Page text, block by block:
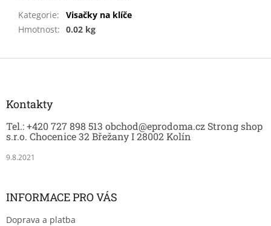
Kategorie:
Visačky na klíče
Hmotnost: 0.02 kg
Z
Kontakty
Tel.: +420 727 898 513 obchod@eprodoma.cz Strong shop
s.r.o. Chocenice 32 Břežany I 28002 Kolín
9.8.2021
INFORMACE PRO VÁS
Doprava a platba